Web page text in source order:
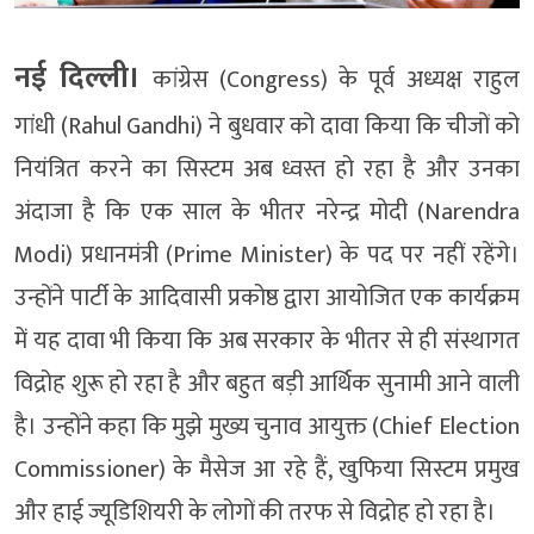
नई दिल्ली। कांग्रेस (Congress) के पूर्व अध्यक्ष राहुल
गांधी (Rahul Gandhi) ने बुधवार को दावा किया कि चीजों को
नियंत्रित करने का सिस्टम अब ध्वस्त हो रहा है और उनका
अंदाजा है कि एक साल के भीतर नरेन्द्र मोदी (Narendra
Modi) प्रधानमंत्री (Prime Minister) के पद पर नहीं रहेंगे।
उन्होंने पार्टी के आदिवासी प्रकोष्ठ द्वारा आयोजित एक कार्यक्रम
में यह दावा भी किया कि अब सरकार के भीतर से ही संस्थागत
विद्रोह शुरू हो रहा है और बहुत बड़ी आर्थिक सुनामी आने वाली
है। उन्होंने कहा कि मुझे मुख्य चुनाव आयुक्त (Chief Election
Commissioner) के मैसेज आ रहे हैं, खुफिया सिस्टम प्रमुख
और हाई ज्यूडिशियरी के लोगों की तरफ से विद्रोह हो रहा है।